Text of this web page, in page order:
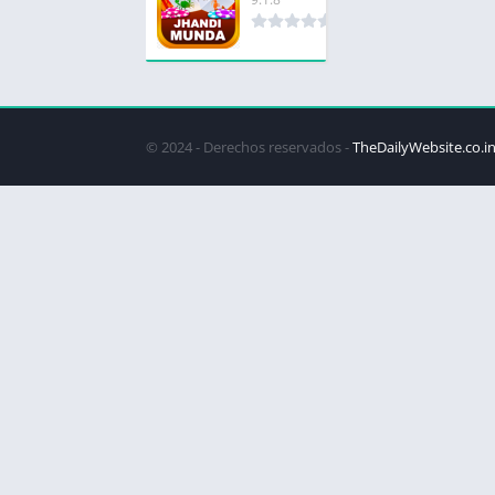
© 2024 - Derechos reservados -TheDailyWebsite.co.in